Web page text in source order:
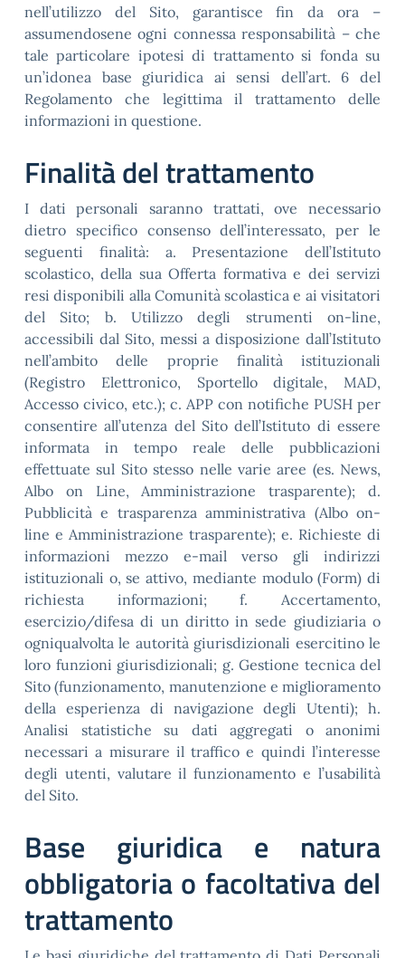
nell’utilizzo del Sito, garantisce fin da ora –
assumendosene ogni connessa responsabilità – che
tale particolare ipotesi di trattamento si fonda su
un’idonea base giuridica ai sensi dell’art. 6 del
Regolamento che legittima il trattamento delle
informazioni in questione.
Finalità del trattamento
I dati personali saranno trattati, ove necessario
dietro specifico consenso dell’interessato, per le
seguenti finalità: a. Presentazione dell’Istituto
scolastico, della sua Offerta formativa e dei servizi
resi disponibili alla Comunità scolastica e ai visitatori
del Sito; b. Utilizzo degli strumenti on-line,
accessibili dal Sito, messi a disposizione dall’Istituto
nell’ambito delle proprie finalità istituzionali
(Registro Elettronico, Sportello digitale, MAD,
Accesso civico, etc.); c. APP con notifiche PUSH per
consentire all’utenza del Sito dell’Istituto di essere
informata in tempo reale delle pubblicazioni
effettuate sul Sito stesso nelle varie aree (es. News,
Albo on Line, Amministrazione trasparente); d.
Pubblicità e trasparenza amministrativa (Albo on-
line e Amministrazione trasparente); e. Richieste di
informazioni mezzo e-mail verso gli indirizzi
istituzionali o, se attivo, mediante modulo (Form) di
richiesta informazioni; f. Accertamento,
esercizio/difesa di un diritto in sede giudiziaria o
ogniqualvolta le autorità giurisdizionali esercitino le
loro funzioni giurisdizionali; g. Gestione tecnica del
Sito (funzionamento, manutenzione e miglioramento
della esperienza di navigazione degli Utenti); h.
Analisi statistiche su dati aggregati o anonimi
necessari a misurare il traffico e quindi l’interesse
degli utenti, valutare il funzionamento e l’usabilità
del Sito.
Base giuridica e natura
obbligatoria o facoltativa del
trattamento